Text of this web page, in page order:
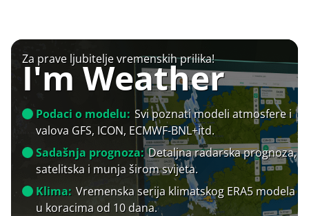
Za prave ljubitelje vremenskih prilika!
I'm Weather
Podaci o modelu: Svi poznati modeli atmosfere i
valova GFS, ICON, ECMWF-BNL+itd.
Sadašnja prognoza: Detaljna radarska prognoza,
satelitska i munja širom svijeta.
Klima: Vremenska serija klimatskog ERA5 modela
u koracima od 10 dana.